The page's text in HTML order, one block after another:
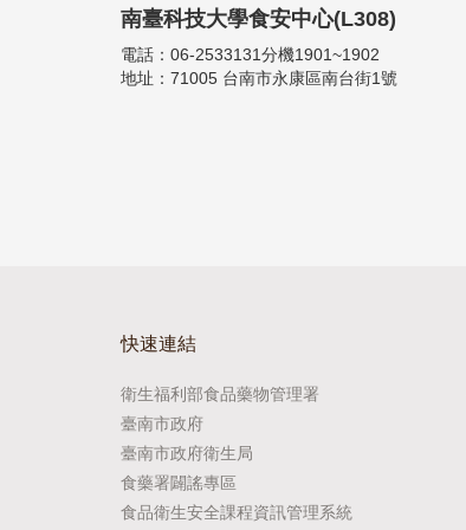
南臺科技大學食安中心(L308)
電話：06-2533131分機1901~1902
地址：71005 台南市永康區南台街1號
快速連結
衛生福利部食品藥物管理署
臺南市政府
臺南市政府衛生局
食藥署闢謠專區
食品衛生安全課程資訊管理系統